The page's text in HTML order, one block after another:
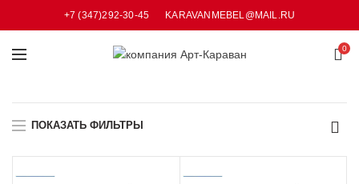
+7 (347)292-30-45 KARAVANMEBEL@MAIL.RU
0
ПОКАЗАТЬ ФИЛЬТРЫ